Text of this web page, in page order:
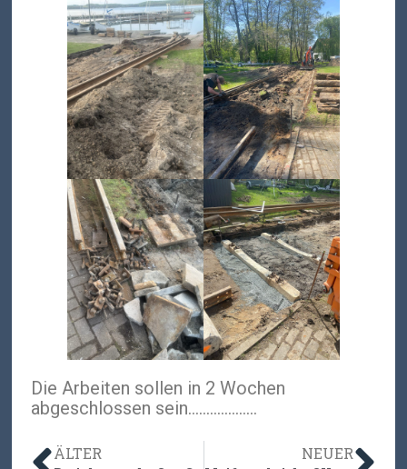
Die Arbeiten sollen in 2 Wochen
abgeschlossen sein……………….
ÄLTER NEUER